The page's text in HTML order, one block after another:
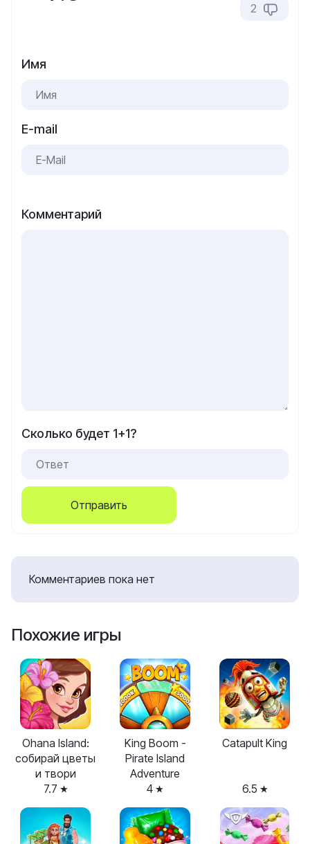
2
Имя
E-mail
Комментарий
Сколько будет 1+1?
Отправить
Комментариев пока нет
Похожие игры
Ohana Island:
собирай цветы
и твори
7.7
King Boom -
Pirate Island
Adventure
4
Catapult King
6.5